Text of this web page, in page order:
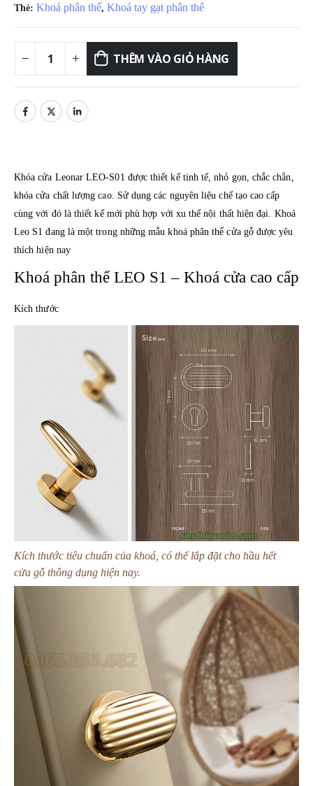
Thẻ: Khoá phân thể, Khoá tay gạt phân thể
THÊM VÀO GIỎ HÀNG
Khóa cửa Leonar LEO-S01 được thiết kế tinh tế, nhỏ gọn, chắc chắn,
khóa cửa chất lượng cao. Sử dụng các nguyên liệu chế tạo cao cấp
cùng với đó là thiết kế mới phù hợp với xu thế nội thất hiện đại. Khoá
Leo S1 đang là một trong những mẫu khoá phân thể cửa gỗ được yêu
thích hiện nay
Khoá phân thể LEO S1 – Khoá cửa cao cấp
Kích thước
Kích thước tiêu chuẩn của khoá, có thể lắp đặt cho hầu hết
cửa gỗ thông dụng hiện nay.